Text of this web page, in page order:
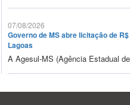
07/08/2026
Governo de MS abre licitação de
Lagoas
A Agesul-MS (Agência Estadual